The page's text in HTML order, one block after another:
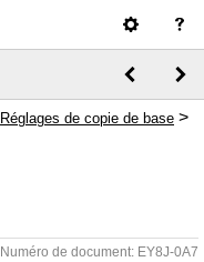
Réglages de copie de base >
Numéro de document: EY8J-0A7